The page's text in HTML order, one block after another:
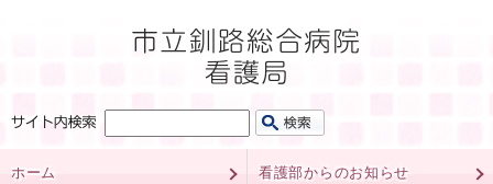
ホーム 看護部からのお知らせ